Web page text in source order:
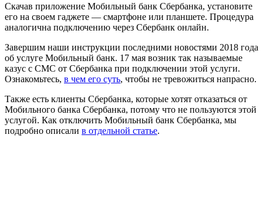
Скачав приложение Мобильный банк Сбербанка, установите
его на своем гаджете — смартфоне или планшете. Процедура
аналогична подключению через Сбербанк онлайн.
Завершим наши инструкции последними новостями 2018 года
об услуге Мобильный банк. 17 мая возник так называемые
казус с СМС от Сбербанка при подключении этой услуги.
Ознакомьтесь, в чем его суть, чтобы не тревожиться напрасно.
Также есть клиенты Сбербанка, которые хотят отказаться от
Мобильного банка Сбербанка, потому что не пользуются этой
услугой. Как отключить Мобильный банк Сбербанка, мы
подробно описали в отдельной статье.